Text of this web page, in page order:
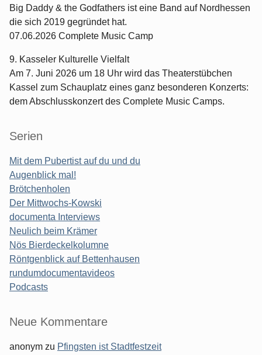
Big Daddy & the Godfathers ist eine Band auf Nordhessen
die sich 2019 gegründet hat.
07.06.2026 Complete Music Camp
9. Kasseler Kulturelle Vielfalt
Am 7. Juni 2026 um 18 Uhr wird das Theaterstübchen
Kassel zum Schauplatz eines ganz besonderen Konzerts:
dem Abschlusskonzert des Complete Music Camps.
Serien
Mit dem Pubertist auf du und du
Augenblick mal!
Brötchenholen
Der Mittwochs-Kowski
documenta Interviews
Neulich beim Krämer
Nös Bierdeckelkolumne
Röntgenblick auf Bettenhausen
rundumdocumentavideos
Podcasts
Seitenleiste
Neue Kommentare
anonym zu Pfingsten ist Stadtfestzeit